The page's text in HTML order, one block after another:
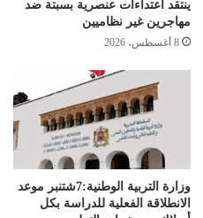
ينتقد اعتداءات عنصرية بسبتة ضد
مهاجرين غير نظاميين
8 أغسطس، 2026
وزارة التربية الوطنية:7شتنبر موعد
الانطلاقة الفعلیة للدراسة بكل